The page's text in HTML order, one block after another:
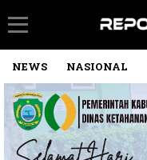
NEWS NASIONAL